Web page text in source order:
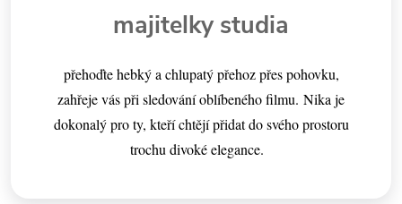
majitelky studia
přehoďte hebký a chlupatý přehoz přes pohovku,
zahřeje vás při sledování oblíbeného filmu. Nika je
dokonalý pro ty, kteří chtějí přidat do svého prostoru
trochu divoké elegance.